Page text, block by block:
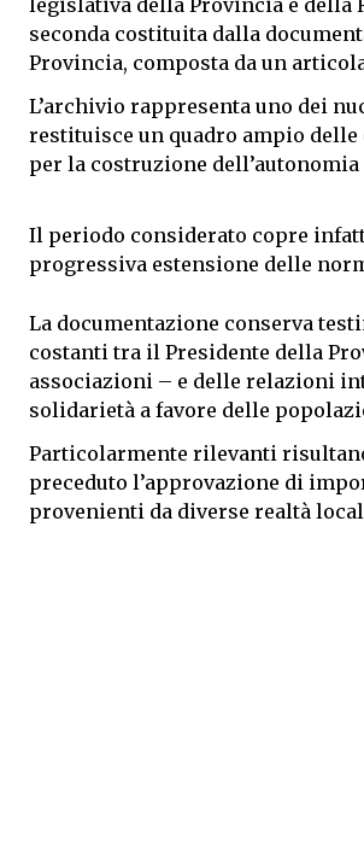
legislativa della Provincia e della
seconda costituita dalla
Provincia, composta da un
L’archivio rappresenta uno dei
restituisce un quadro ampio
per la costruzione dell’autonomia
Il periodo considerato copre
progressiva estensione delle
La documentazione conserva
costanti tra il Presidente della
associazioni – e delle relazioni
solidarietà a favore delle
Particolarmente rilevanti
preceduto l’approvazione di
provenienti da diverse realtà